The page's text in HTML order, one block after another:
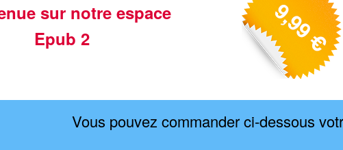
sur notre espace
Epub 2
Vous pouvez commander ci-dessous